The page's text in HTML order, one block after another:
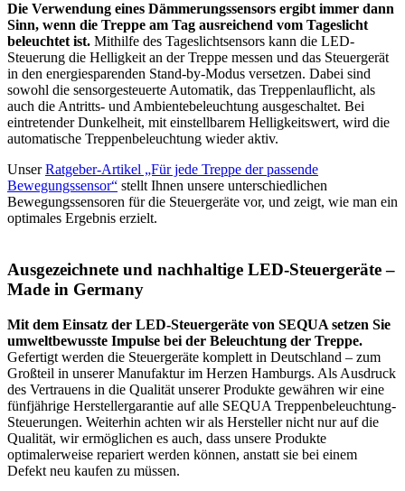
Die Verwendung eines Dämmerungssensors ergibt immer dann
Sinn, wenn die Treppe am Tag ausreichend vom Tageslicht
beleuchtet ist. Mithilfe des Tageslichtsensors kann die LED-
Steuerung die Helligkeit an der Treppe messen und das Steuergerät
in den energiesparenden Stand-by-Modus versetzen. Dabei sind
sowohl die sensorgesteuerte Automatik, das Treppenlauflicht, als
auch die Antritts- und Ambientebeleuchtung ausgeschaltet. Bei
eintretender Dunkelheit, mit einstellbarem Helligkeitswert, wird die
automatische Treppenbeleuchtung wieder aktiv.
UnserRatgeber-Artikel „Für jede Treppe der passende
Bewegungssensor“ stellt Ihnen unsere unterschiedlichen
Bewegungssensoren für die Steuergeräte vor, und zeigt, wie man ein
optimales Ergebnis erzielt.
Ausgezeichnete und nachhaltige LED-Steuergeräte –
Made in Germany
Mit dem Einsatz der LED-Steuergeräte von SEQUA setzen Sie
umweltbewusste Impulse bei der Beleuchtung der Treppe.
Gefertigt werden die Steuergeräte komplett in Deutschland – zum
Großteil in unserer Manufaktur im Herzen Hamburgs. Als Ausdruck
des Vertrauens in die Qualität unserer Produkte gewähren wir eine
fünfjährige Herstellergarantie auf alle SEQUA Treppenbeleuchtung-
Steuerungen. Weiterhin achten wir als Hersteller nicht nur auf die
Qualität, wir ermöglichen es auch, dass unsere Produkte
optimalerweise repariert werden können, anstatt sie bei einem
Defekt neu kaufen zu müssen.